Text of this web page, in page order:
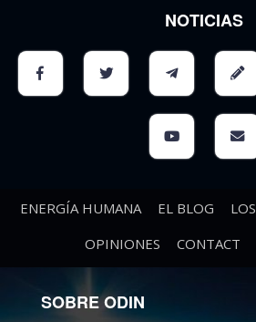
NOTICIAS
ENERGÍA HUMANA EL BLOG
OPINIONES
CONTACT
SOBRE ODIN